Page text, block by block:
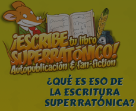
¿QUÉ ES ESO DE
LA ESCRITURA
SUPERRATÓNICA?